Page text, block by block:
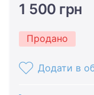
1 500 грн
Продано
Додати в